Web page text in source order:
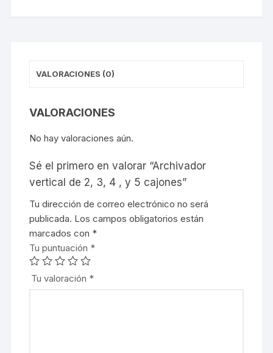
VALORACIONES (0)
VALORACIONES
No hay valoraciones aún.
Sé el primero en valorar “Archivador
vertical de 2, 3, 4 , y 5 cajones”
Tu dirección de correo electrónico no será
publicada. Los campos obligatorios están
marcados con *
Tu puntuación *
Tu valoración *